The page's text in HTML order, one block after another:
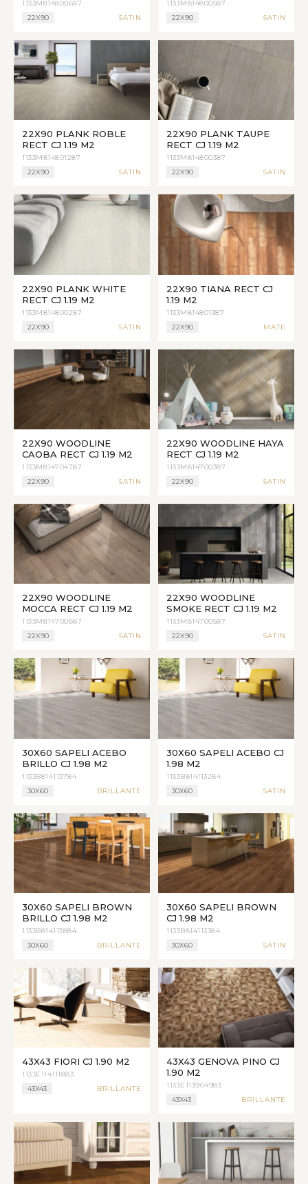
1133M814800687
22X90
SATIN
1133M814800587
22X90
SATIN
22X90 PLANK ROBLE
RECT CJ 1.19 M2
1133M814801287
22X90
SATIN
22X90 PLANK TAUPE
RECT CJ 1.19 M2
1133M814800387
22X90
SATIN
22X90 PLANK WHITE
RECT CJ 1.19 M2
1133M814800287
22X90
SATIN
22X90 TIANA RECT CJ
1.19 M2
1133M814801387
22X90
MATE
22X90 WOODLINE
CAOBA RECT CJ 1.19 M2
1133M814704787
22X90
SATIN
22X90 WOODLINE HAYA
RECT CJ 1.19 M2
1133M814700387
22X90
SATIN
22X90 WOODLINE
MOCCA RECT CJ 1.19 M2
1133M814700687
22X90
SATIN
22X90 WOODLINE
SMOKE RECT CJ 1.19 M2
1133M814700587
22X90
SATIN
30X60 SAPELI ACEBO
BRILLO CJ 1.98 M2
1133B814113784
30X60
BRILLANTE
30X60 SAPELI ACEBO CJ
1.98 M2
1133B814113284
30X60
SATIN
30X60 SAPELI BROWN
BRILLO CJ 1.98 M2
1133B814113884
30X60
BRILLANTE
30X60 SAPELI BROWN
CJ 1.98 M2
1133B814113384
30X60
SATIN
43X43 FIORI CJ 1.90 M2
1133E114111883
43X43
BRILLANTE
43X43 GENOVA PINO CJ
1.90 M2
1133E113904983
43X43
BRILLANTE